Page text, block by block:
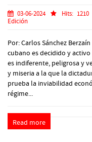
03-06-2024 Hits: 1210
Edición
Por: Carlos Sánchez
cubano es decidido y
es indiferente, peligrosa y
y miseria a la que la
prueba la inviabilidad
régime...
Read more